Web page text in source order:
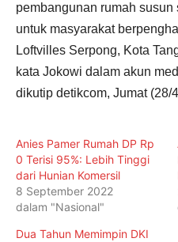
pembangunan rumah
untuk masyarakat
Loftvilles Serpong, Kota
kata Jokowi dalam akun
dikutip detikcom, Jumat (28/
Anies Pamer Rumah DP Rp
0 Terisi 95%: Lebih Tinggi
dari Hunian Komersil
8 September 2022
dalam "Nasional"
Dua Tahun Memimpin DKI